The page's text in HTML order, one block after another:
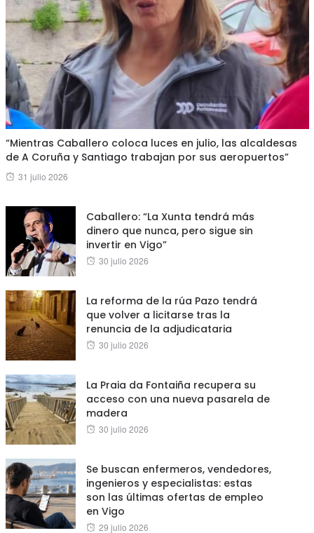
“Mientras Caballero coloca luces en julio, las alcaldesas
de A Coruña y Santiago trabajan por sus aeropuertos”
Posted
31 julio 2026
Caballero: “La Xunta tendrá más
dinero que nunca, pero sigue sin
invertir en Vigo”
Posted
30 julio 2026
La reforma de la rúa Pazo tendrá
que volver a licitarse tras la
renuncia de la adjudicataria
Posted
30 julio 2026
La Praia da Fontaiña recupera su
acceso con una nueva pasarela de
madera
Posted
30 julio 2026
Se buscan enfermeros, vendedores,
ingenieros y especialistas: estas
son las últimas ofertas de empleo
en Vigo
Posted
29 julio 2026